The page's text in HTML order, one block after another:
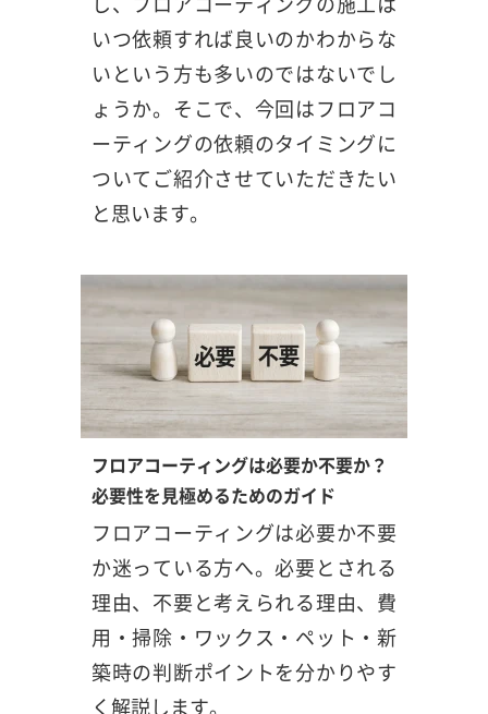
いつ依頼すれば良いのかわからな
いという方も多いのではないでし
ょうか。そこで、今回はフロアコ
ーティングの依頼のタイミングに
ついてご紹介させていただきたい
と思います。
フロアコーティングは必要か不要か？
必要性を見極めるためのガイド
フロアコーティングは必要か不要
か迷っている方へ。必要とされる
理由、不要と考えられる理由、費
用・掃除・ワックス・ペット・新
築時の判断ポイントを分かりやす
く解説します。